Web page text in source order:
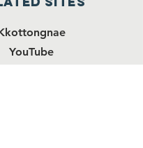
YouTube